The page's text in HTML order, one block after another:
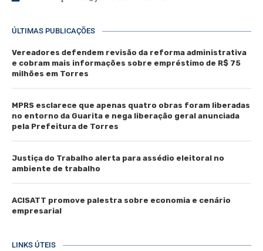
ÚLTIMAS PUBLICAÇÕES
Vereadores defendem revisão da reforma administrativa
e cobram mais informações sobre empréstimo de R$ 75
milhões em Torres
MPRS esclarece que apenas quatro obras foram liberadas
no entorno da Guarita e nega liberação geral anunciada
pela Prefeitura de Torres
Justiça do Trabalho alerta para assédio eleitoral no
ambiente de trabalho
ACISATT promove palestra sobre economia e cenário
empresarial
LINKS ÚTEIS